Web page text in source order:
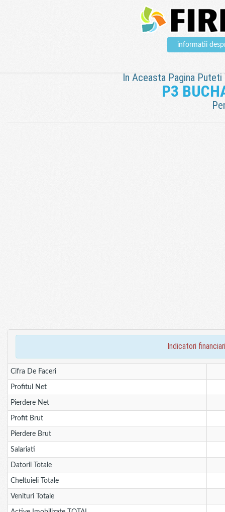
informatii
In Aceasta Pagina
P3
indicatori
Cifra De Faceri
Profitul Net
Pierdere Net
Profit Brut
Pierdere Brut
Salariati
Datorii Totale
Cheltuieli Totale
Venituri Totale